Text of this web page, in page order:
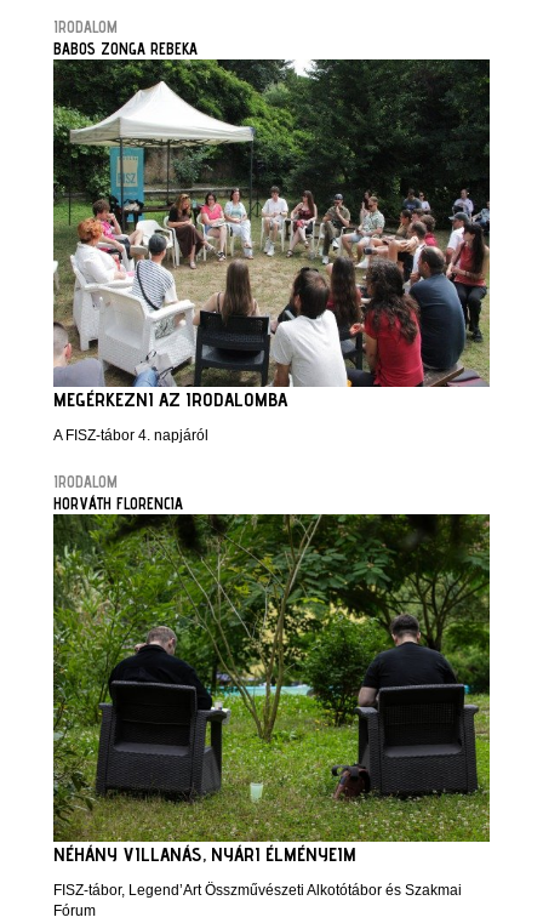
IRODALOM
BABOS ZONGA REBEKA
MEGÉRKEZNI AZ IRODALOMBA
A FISZ-tábor 4. napjáról
IRODALOM
HORVÁTH FLORENCIA
NÉHÁNY VILLANÁS, NYÁRI ÉLMÉNYEIM
FISZ-tábor, Legend’Art Összművészeti Alkotótábor és Szakmai
Fórum